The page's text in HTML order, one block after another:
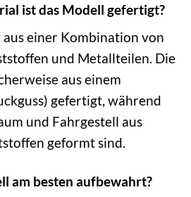
ist das Modell gefertigt?
einer Kombination von
und Metallteilen. Die
aus einem
gefertigt, während
und Fahrgestell aus
geformt sind.
am besten aufbewahrt?